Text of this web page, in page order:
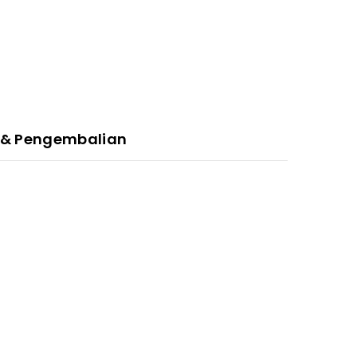
Pengembalian